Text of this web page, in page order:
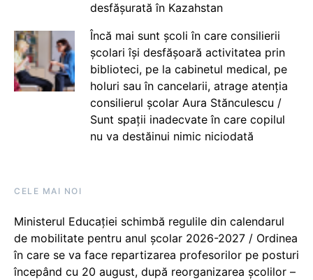
desfășurată în Kazahstan
Încă mai sunt școli în care consilierii
școlari își desfășoară activitatea prin
biblioteci, pe la cabinetul medical, pe
holuri sau în cancelarii, atrage atenția
consilierul școlar Aura Stănculescu /
Sunt spații inadecvate în care copilul
nu va destăinui nimic niciodată
CELE MAI NOI
Ministerul Educației schimbă regulile din calendarul
de mobilitate pentru anul școlar 2026-2027 / Ordinea
în care se va face repartizarea profesorilor pe posturi
începând cu 20 august, după reorganizarea școlilor –